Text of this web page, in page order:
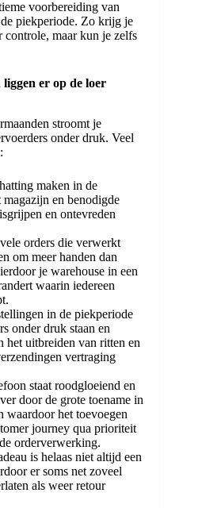
voorbereiding van
piekperiode. Zo krijg je
controle, maar kun je zelfs
er op de loer
stroomt je
onder druk. Veel
maken in de
en benodigde
en ontevreden
orders die verwerkt
om meer handen dan
je warehouse in een
waarin iedereen
in de piekperiode
onder druk staan en
uitbreiden van ritten en
vertraging
staat roodgloeiend en
door de grote toename in
waardoor het toevoegen
journey qua prioriteit
orderverwerking.
is helaas niet altijd een
er soms net zoveel
als weer retour